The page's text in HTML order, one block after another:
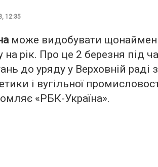
12:35
може видобувати
на рік. Про це 2 березня під
до уряду у Верховній раді
і вугільної
«РБК-Україна».